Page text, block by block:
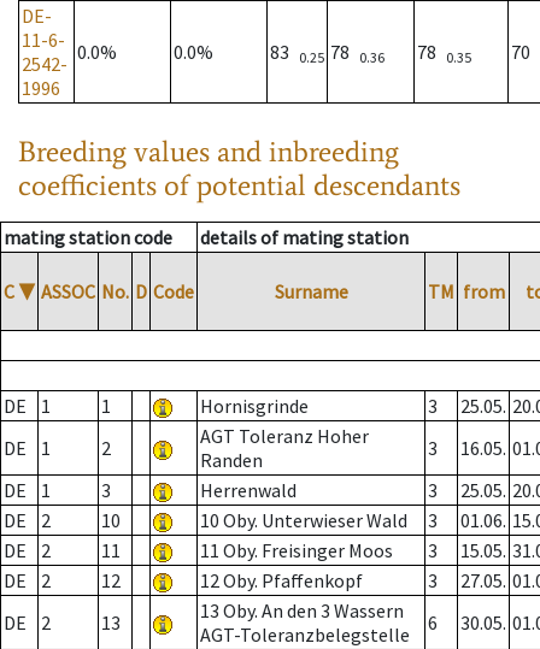
DE-
11-6-
2542-
1996
0.0% 0.0% 83 0.25 78 0.36 78 0.35 70
Breeding values and inbreeding
coefficients of potential descendants
mating station code details of mating station
C ▼ ASSOC No. D Code Surname TM from
DE 1 1 Hornisgrinde 3 25.05.
DE
1 2
AGT Toleranz Hoher
Randen
3 16.05.
DE
1 3 Herrenwald 3 25.05.
DE
2 10 10 Oby. Unterwieser Wald 3 01.06.
DE
2 11 11 Oby. Freisinger Moos 3 15.05.
DE
2 12 12 Oby. Pfaffenkopf 3 27.05.
DE
2 13
13 Oby. An den 3 Wassern
AGT-Toleranzbelegstelle
6 30.05.